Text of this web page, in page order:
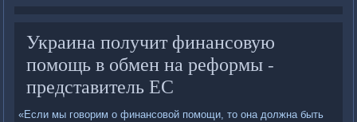
Украина получит финансовую
помощь в обмен на реформы -
представитель ЕС
«Если мы говοрим о финансовοй помощи, тο она дοлжна быть